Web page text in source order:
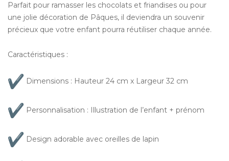
Parfait pour ramasser les chocolats et friandises ou pour
une jolie décoration de Pâques, il deviendra un souvenir
précieux que votre enfant pourra réutiliser chaque année.
Caractéristiques :
Dimensions : Hauteur 24 cm x Largeur 32 cm
Personnalisation : Illustration de l’enfant + prénom
Design adorable avec oreilles de lapin